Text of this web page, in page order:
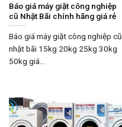
Báo giá máy giặt công nghiệp
cũ Nhật Bãi chính hãng giá rẻ
Báo giá máy giặt công nghiệp cũ
nhật bãi 15kg 20kg 25kg 30kg
50kg giá...